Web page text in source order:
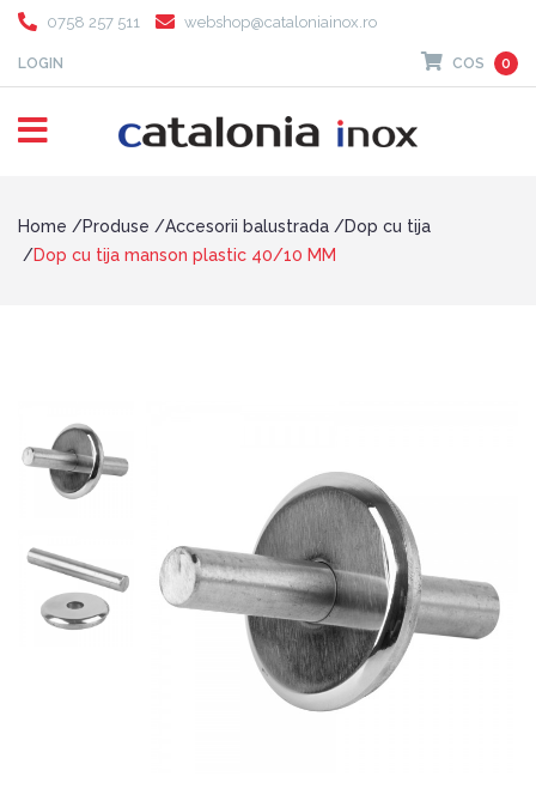
0758 257 511 webshop@cataloniainox.ro
LOGIN COS 0
Home Produse Accesorii balustrada
Dop cu tija
Dop cu tija manson plastic 40/10 MM